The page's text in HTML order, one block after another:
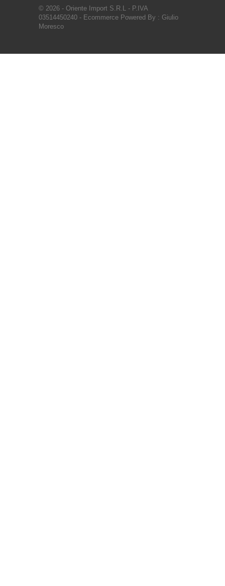
© 2026 - Oriente Import S.R.L - P.IVA
03514450240 - Ecommerce Powered By : Giulio
Moresco